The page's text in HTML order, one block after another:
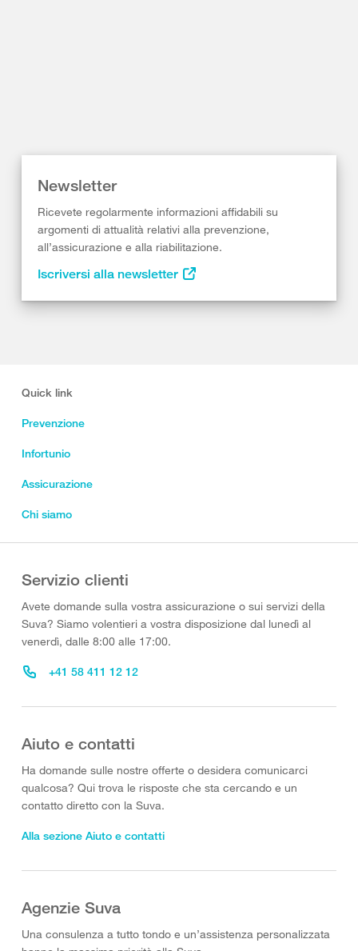
Newsletter
Ricevete regolarmente informazioni affidabili su
argomenti di attualità relativi alla prevenzione,
all’assicurazione e alla riabilitazione.
Iscriversi alla newsletter
Quick link
Prevenzione
Infortunio
Assicurazione
Chi siamo
Servizio clienti
Avete domande sulla vostra assicurazione o sui servizi della
Suva? Siamo volentieri a vostra disposizione dal lunedì al
venerdì, dalle 8:00 alle 17:00.
+41 58 411 12 12
Aiuto e contatti
Ha domande sulle nostre offerte o desidera comunicarci
qualcosa? Qui trova le risposte che sta cercando e un
contatto diretto con la Suva.
Alla sezione Aiuto e contatti
Agenzie Suva
Una consulenza a tutto tondo e un’assistenza personalizzata